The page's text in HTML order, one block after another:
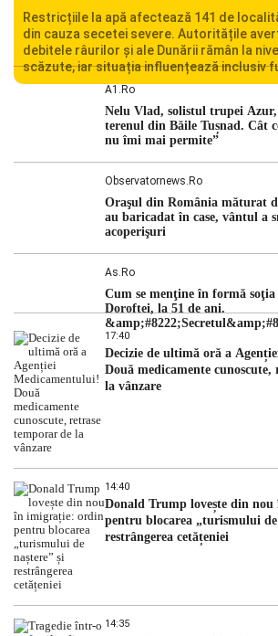
Restricțiile la apă afectează 141 de
din cauza secetei severe. Autoritățile
debitele râurilor și ale Dunării rămân la
scăzute, iar situația influențează inclusiv
Centralei Nucleare de la Cernavodă.
hidrologic din ultimii ani. Lipsa […]
A1.ro
Nelu Vlad, solistul trupei
terenul din Băile Tușnad. Cât
nu îmi mai permite”
Observatornews.ro
Oraşul din România măturat
au baricadat în case, vântul a
acoperişuri
As.ro
Cum se menţine în formă
Doroftei, la 51 de ani.
dezvăluit
17:40
Decizie de ultimă oră a
Două medicamente
la vânzare
14:40
Donald Trump lovește din
pentru blocarea „turismului de
restrângerea cetățeniei
14:35